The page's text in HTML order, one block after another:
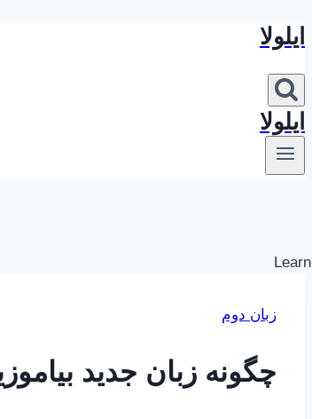
بازگشت
محتوا
ایلولا
ایلولا
زبان دوم
چگونه زبان جدید